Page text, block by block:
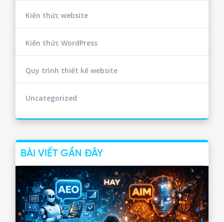
Kiến thức website
Kiến thức WordPress
Quy trình thiết kế website
Uncategorized
BÀI VIẾT GẦN ĐÂY